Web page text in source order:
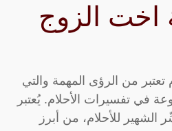
اخت الزوج
من الرؤى المهمة والتي
في تفسيرات الأحلام. يُعتبر
الشهير للأحلام، من أبرز